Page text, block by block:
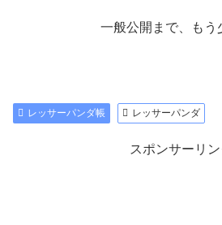
一般公開まで、もう少
レッサーパンダ帳 レッサーパンダ
スポンサーリン